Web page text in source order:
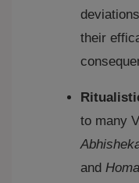
their
to many
and